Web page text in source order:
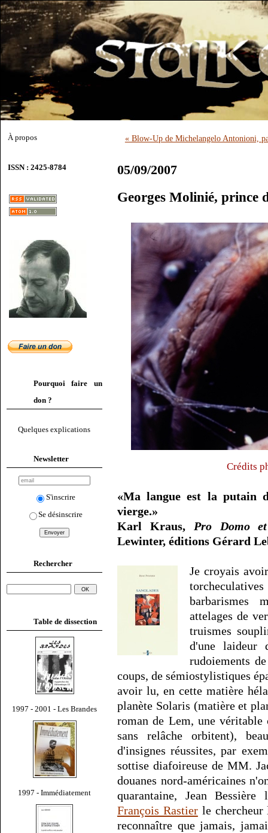
À propos
ISSN : 2425-8784
Pourquoi faire un
don ?
Quelques explications
Newsletter
S'inscrire
Se désinscrire
Rechercher
Table de dissection
1997 - 2001 - Les Brandes
1997 - Immédiatement
« Blow-Up de Michelangelo Antonioni,
05/09/2007
Georges Molinié, prince
Crédits
«Ma langue est la putain
vierge.»
Karl Kraus, Pro Domo
Lewinter, éditions Gérard
Je croyais
barbarismes
attelages de
truismes
d'une laideur
rudoiements
coups, de sémiostylistiques
avoir lu, en cette matière
planète Solaris (matière et
roman de Lem, une
sans relâche orbitent),
d'insignes réussites, par
sottise diafoireuse de MM.
douanes nord-américaines
quarantaine, Jean
François Rastierle chercheur
reconnaître que jamais,